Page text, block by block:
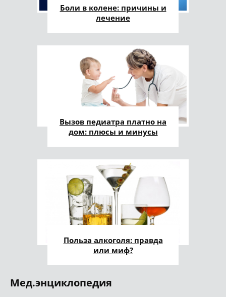
Боли в колене: причины и
лечение
Вызов педиатра платно на
дом: плюсы и минусы
Польза алкоголя: правда
или миф?
Мед.энциклопедия